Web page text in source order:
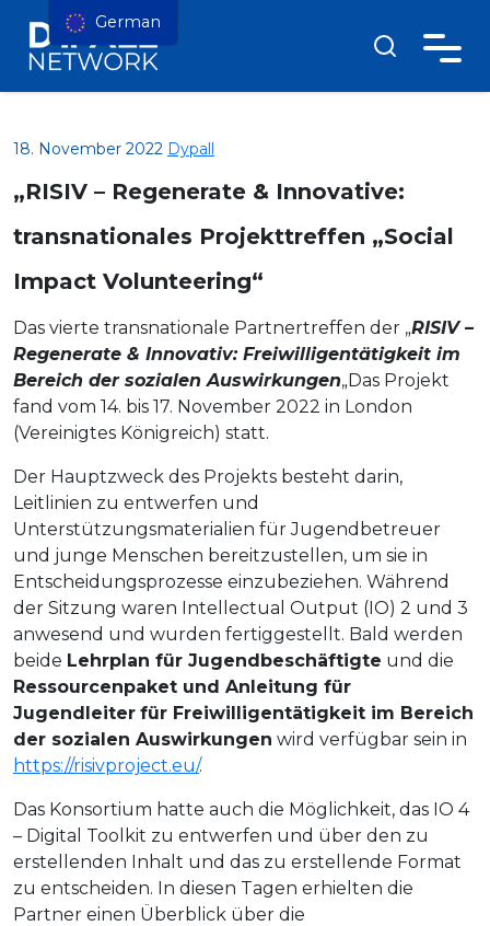
18. November 2022 Dypall
„RISIV – Regenerate & Innovative:
transnationales Projekttreffen „Social
Impact Volunteering“
Das vierte transnationale Partnertreffen der „RISIV –
Regenerate & Innovativ: Freiwilligentätigkeit im
Bereich der sozialen Auswirkungen„Das Projekt
fand vom 14. bis 17. November 2022 in London
(Vereinigtes Königreich) statt.
Der Hauptzweck des Projekts besteht darin,
Leitlinien zu entwerfen und
Unterstützungsmaterialien für Jugendbetreuer
und junge Menschen bereitzustellen, um sie in
Entscheidungsprozesse einzubeziehen. Während
der Sitzung waren Intellectual Output (IO) 2 und 3
anwesend und wurden fertiggestellt. Bald werden
beide Lehrplan für Jugendbeschäftigte und die
Ressourcenpaket und Anleitung für
Jugendleiter für Freiwilligentätigkeit im Bereich
der sozialen Auswirkungen wird verfügbar sein in
https://risivproject.eu/.
Das Konsortium hatte auch die Möglichkeit, das IO 4
– Digital Toolkit zu entwerfen und über den zu
erstellenden Inhalt und das zu erstellende Format
zu entscheiden. In diesen Tagen erhielten die
Partner einen Überblick über die
German